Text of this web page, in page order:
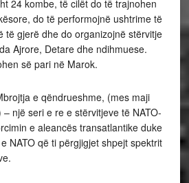
24 kombe, të cilët do të trajnohen
do të performojnë ushtrime të
të gjerë dhe do organizojnë stërvitje
Ajrore, Detare dhe ndihmuese.
së pari në Marok.
e qëndrueshme, (mes maji
një seri e re e stërvitjeve të NATO-
e aleancës transatlantike duke
NATO që ti përgjigjet shpejt spektrit